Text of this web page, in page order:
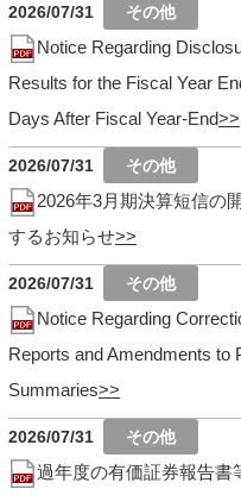
2026/07/31
Notice Regarding
Results for the Fiscal Year
Days After Fiscal Year-End
2026/07/31
2026年3月期決算短信の
するお知らせ
2026/07/31
Notice Regarding
Reports and Amendments to
Summaries
2026/07/31
過年度の有価証券報告書